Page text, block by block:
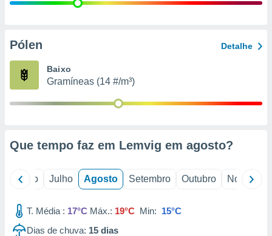
e
Pólen Detalhe
Baixo
Gramíneas (14 #/m³)
Que tempo faz em Lemvig em agosto?
Junho Julho Agosto Setembro Outubro Novembro
T. Média : 17°C Máx.: 19°C Min: 15°C
Dias de chuva: 15 dias